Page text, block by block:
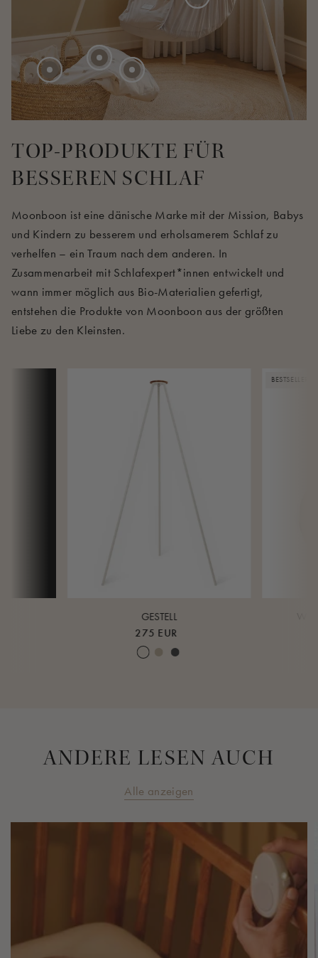
TOP-PRODUKTE FÜR
BESSEREN SCHLAF
Moonboon ist eine dänische Marke mit der Mission, Babys
und Kindern zu besserem und erholsamerem Schlaf zu
verhelfen – ein Traum nach dem anderen. In
Zusammenarbeit mit Schlafexpert*innen entwickelt und
wann immer möglich aus Bio-Materialien gefertigt,
entstehen die Produkte von Moonboon aus der größten
Liebe zu den Kleinsten.
GESTELL
275 EUR
Cream whiteWarm sandMidnight grey
BESTSELLER
40 EUR
ANDERE LESEN AUCH
Alle anzeigen